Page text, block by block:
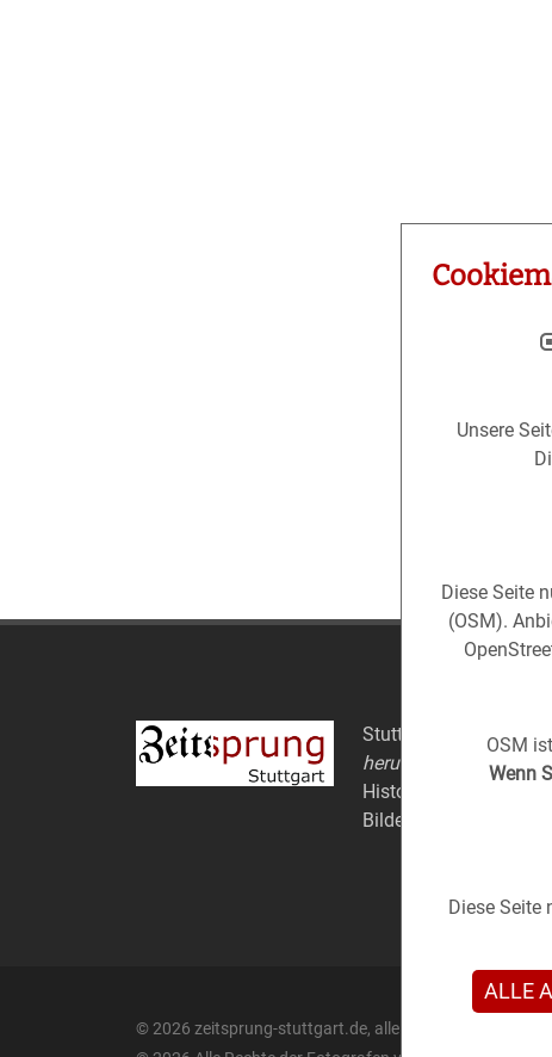
Stuttgart aus der
herum).
Historische Fotos aus
Bildern.
© 2026 zeitsprung-stuttgart.de, alle Rechte vorbehalten
Unsere
Diese Seite
(OSM).
OSM
Wenn
Diese Seite
ALLE